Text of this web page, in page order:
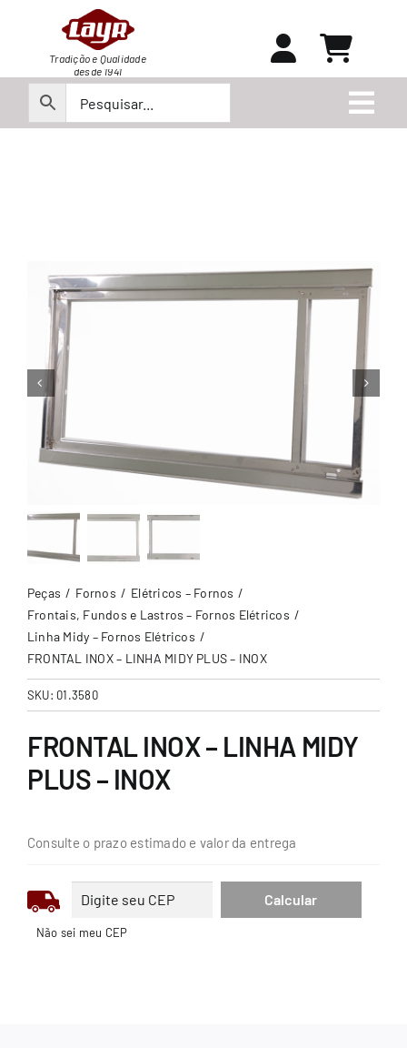
conteúdo
Tradição e Qualidade
desde 1941
Peças Fornos
Elétricos – Fornos
Frontais, Fundos e Lastros – Fornos Elétricos
Linha Midy – Fornos Elétricos
FRONTAL INOX – LINHA MIDY PLUS – INOX
SKU: 01.3580
FRONTAL INOX – LINHA MIDY
PLUS – INOX
Consulte o prazo estimado e valor da entrega
Não sei meu CEP